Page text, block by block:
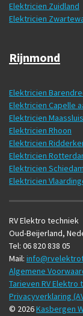
Elektricien Zuidland
Elektricien
Rijnmond
Elektricien
Elektricien Capelle
Elektricien Maassluis
Elektricien Rhoon
Elektricien
Elektricien
Elektricien Schiedam
Elektricien
RV Elektro techniek
Oud-Beijerland,
Tel: 06 820 838 05
Mail:
Algemene
Tarieven RV Elektro
Privacyverklaring
© 2026Kasbergen